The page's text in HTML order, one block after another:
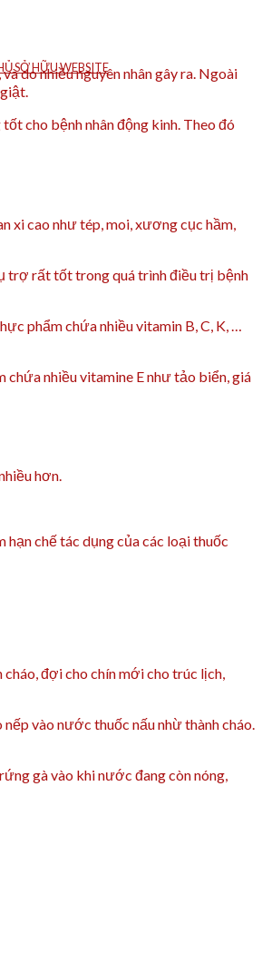
SỞ HỮU WEBSITE
do nhiều nguyên nhân gây ra. Ngoài
cho bệnh nhân động kinh. Theo đó
xi cao như tép, moi, xương cục hầm,
trợ rất tốt trong quá trình điều trị bệnh
phẩm chứa nhiều vitamin B, C, K, …
nhiều vitamine E như tảo biển, giá
hơn.
chế tác dụng của các loại thuốc
đợi cho chín mới cho trúc lịch,
vào nước thuốc nấu nhừ thành cháo.
gà vào khi nước đang còn nóng,